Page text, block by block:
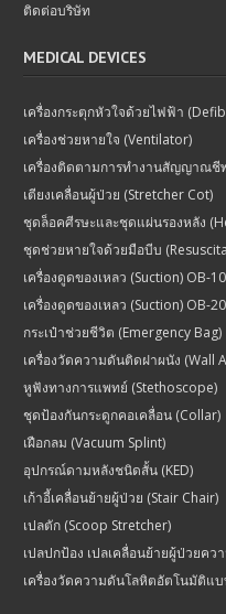
ติดต่อบริษัท
MEDICAL DEVICES
เครื่องกระตุกหัวใจด้วยไฟฟ้า
เครื่องช่วยหายใจ (Ventilator)
เครื่องติดตามการทำงานสัญญาณชี
เตียงเคลื่อนผู้ป่วย (Stretcher Cot)
ชุดล็อคศีรษะและชุดแผ่นรองหลัง
ชุดช่วยหายใจด้วยมือบีบ
เครื่องดูดของเหลว (Suction) OB-
เครื่องดูดของเหลว (Suction) OB-
กระเป๋าช่วยชีวิต (Emergency Bag)
เครื่องวัดความดันติดฝาผนัง (Wall
หูฟังทางการแพทย์ (Stethoscope)
ชุดป้องกันกระดูกคอเคลื่อน (Collar)
เฝือกลม (Vacuum Splint)
อุปกรณ์ดามหลังชนิดสั้น (KED)
เก้าอี้เคลื่อนย้ายผู้ป่วย (Stair Chair)
เปลตัก (Scoop Stretcher)
เปลปกป้อง เปลเคลื่อนย้ายผู้ป่วยคว
เครื่องวัดความดันโลหิตอัตโนมัติแ